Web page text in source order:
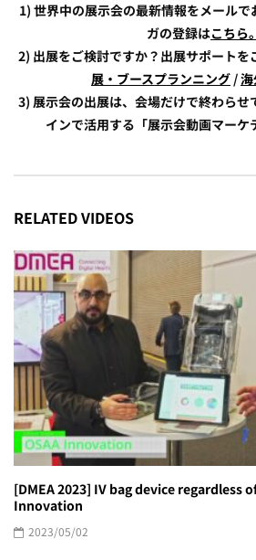
1) 世界中の展示会の最新情報をメール
ガの登録はこちら。
2) 出展をご検討ですか？出展サポートを
展・ブースプランニング /
3) 展示会の出展は、会場だけで終わらせ
インで活用する「展示会動画マーケ
RELATED VIDEOS
[DMEA 2023] IV bag device regardless
Innovation
2023/05/02